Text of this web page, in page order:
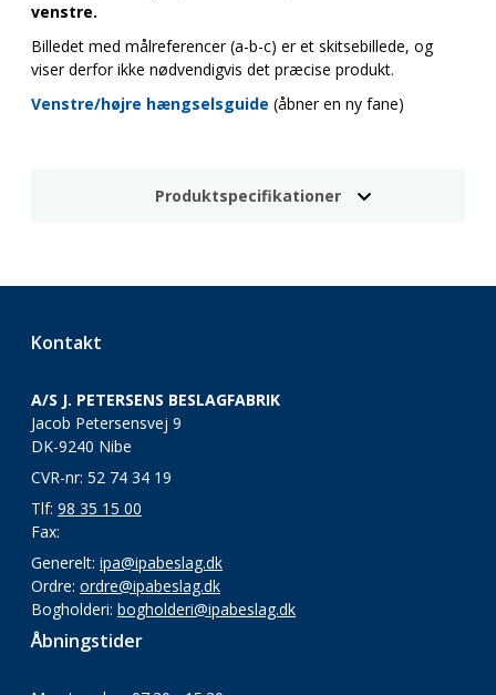
venstre.
Billedet med målreferencer (a-b-c) er et skitsebillede, og
viser derfor ikke nødvendigvis det præcise produkt.
Venstre/højre hængselsguide (åbner en ny fane)
Produktspecifikationer
Kontakt
A/S J. PETERSENS BESLAGFABRIK
Jacob Petersensvej 9
DK-9240 Nibe
CVR-nr: 52 74 34 19
Tlf: 98 35 15 00
Fax:
Generelt: ipa@ipabeslag.dk
Ordre: ordre@ipabeslag.dk
Bogholderi: bogholderi@ipabeslag.dk
Åbningstider